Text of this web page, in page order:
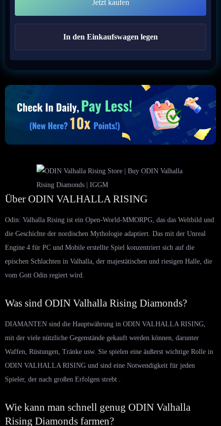
Jetzt kaufen
In den Einkaufswagen legen
Über ODIN VALHALLA RISING
Odin: Valhalla Rising ist ein Open-World-MMORPG, das das Weltbild und
die Geschichte der nordischen Mythologie adaptiert. Das mit der Unreal
Engine 4 für PC und Mobile erstellte Spiel konzentriert sich auf die
epischen Schlachten in Valhalla, der majestätischen und riesigen Halle, die
vom Gott Odin regiert wird.
Was sind ODIN Valhalla Rising Diamonds?
DIAMANTEN sind die Hauptwährung in ODIN VALHALLA RISING,
mit der viele nützliche Gegenstände gekauft werden können, darunter
Waffen, Rüstungen, Tränke usw. Sie spielen eine äußerst wichtige Rolle in
ODIN VALHALLA RISING und sind eine Notwendigkeit für jeden
Spieler, der nach großen Erfolgen strebt .
Wie kann man schnell genug ODIN Valhalla
Rising Diamonds farmen?